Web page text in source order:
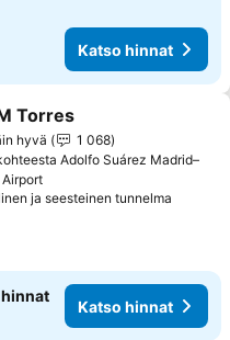
Katso hinnat
suosikkeihin
Torres
hyvä
1 068
Adolfo Suárez Madrid–
Airport
ja seesteinen tunnelma
Katso hinnat